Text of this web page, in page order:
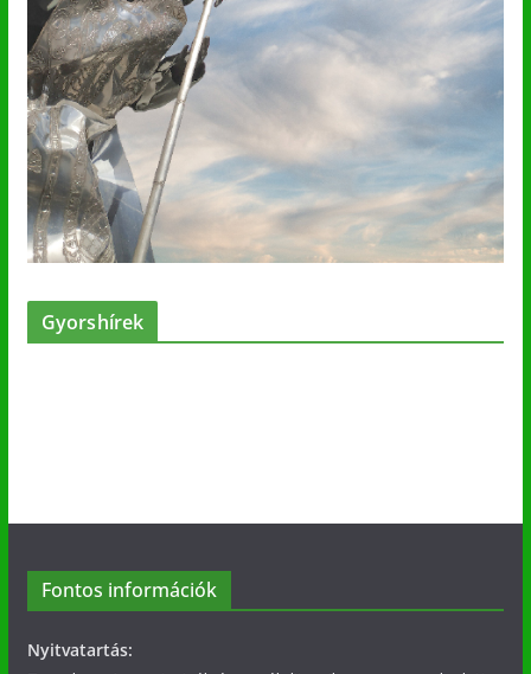
Gyorshírek
Fontos információk
Nyitvatartás: